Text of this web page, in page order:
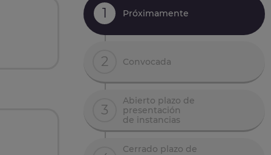
1 Próximamente
2 Convocada
3
Abierto plazo de
presentación
de instancias
Cerrado plazo de